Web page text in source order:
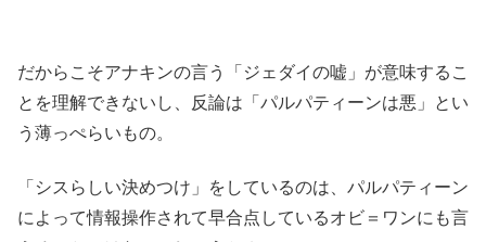
だからこそアナキンの言う「ジェダイの嘘」が意味するこ
とを理解できないし、反論は「パルパティーンは悪」とい
う薄っぺらいもの。
「シスらしい決めつけ」をしているのは、パルパティーン
によって情報操作されて早合点しているオビ＝ワンにも言